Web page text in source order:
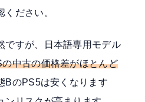
ださい。
ですが、日本語専用モデル
中古の価格差がほとんど
BのPS5は安くなります